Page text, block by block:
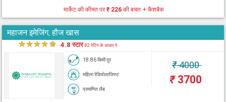
मार्केट की कीमत पर₹ 226की बचत + कैशबैक
महाजन इमेजिंग, हौज खास
★★★★★ 4.8 स्टार82 रेटिंग के आधार पे
18.86 किमी दूर
महिला रेडियोलाजिस्ट
प्रमाणित लैब
₹4000
₹3700